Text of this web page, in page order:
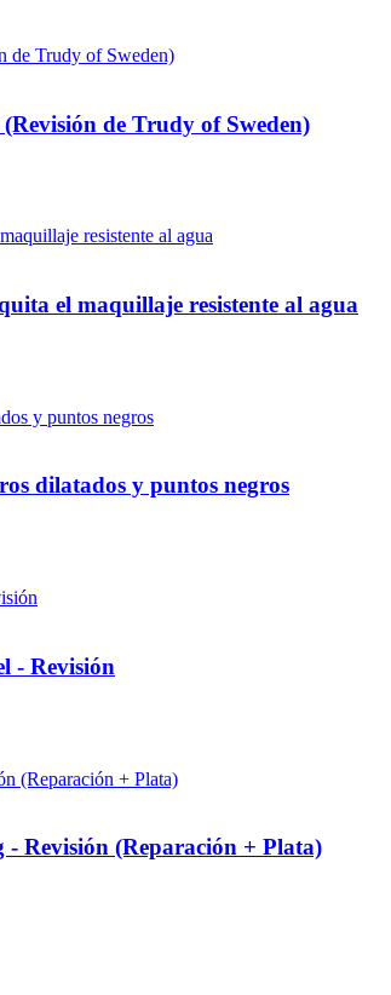
de Trudy of Sweden)
el maquillaje resistente al agua
dilatados y puntos negros
- Revisión
Revisión (Reparación + Plata)